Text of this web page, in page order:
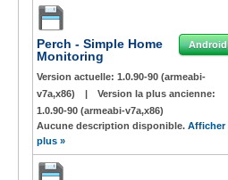
Perch - Simple Home
Monitoring
Android
Version actuelle: 1.0.90-90 (armeabi-
v7a,x86)
|
Version la plus ancienne:
1.0.90-90 (armeabi-v7a,x86)
Aucune description disponible. Afficher
plus »